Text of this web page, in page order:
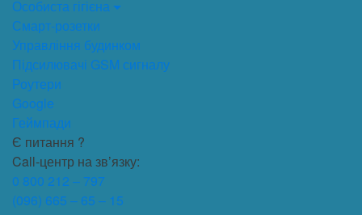
Особиста гігієна
Смарт-розетки
Управління будинком
Підсилювачі GSM сигналу
Роутери
Google
Геймпади
Є питання ?
Call-центр на зв’язку:
0 800 212 – 797
(096) 665 – 65 – 15